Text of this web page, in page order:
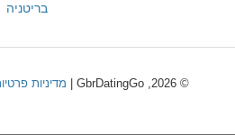
בריטניה
© 2026, GbrDatingGo | מדיניות